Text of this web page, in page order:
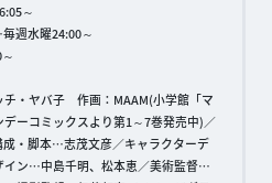
～
水曜24:00～
・ヤバ子 作画：MAAM(小学館「マ
ーコミックスより第1～7巻発売中)／
・脚本…志茂文彦／キャラクターデ
ン…中島千明、松本恵／美術監督…